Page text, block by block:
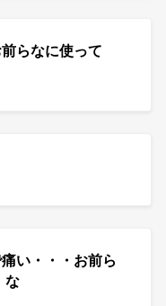
らなに使って
い・・・お前ら
な